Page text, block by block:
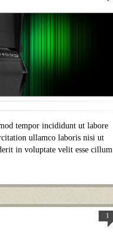
tempor incididunt ut labore
ullamco laboris nisi ut
in voluptate velit esse cillum
1